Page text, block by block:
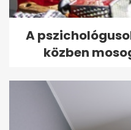
A
közben